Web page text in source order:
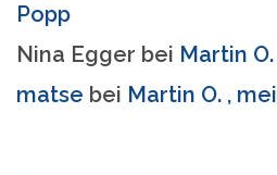
Popp
Nina Egger bei Martin
matse bei Martin O. ,